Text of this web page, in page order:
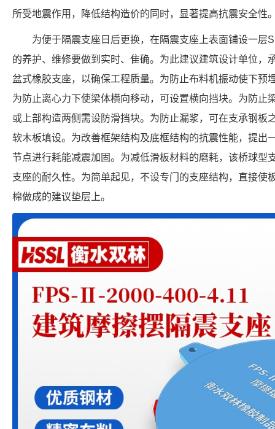
所受地震作用，降低结构造价的同时，显著提高抗震安全性
为便于隔震支座日后更换，在隔震支座上表面铺设一层
的养护、维修要做到实时、隹确。为此建议建筑设计单位，
盆式橡胶支座，以确保工程质量。为防止布料机振动使下预
为防止离心力下使梁体横向移动，可设置横向挡块。为防止
或上部构造两侧需设防滑挡块。为防止漏浆，可在支承钢板
软木板填设。为改善框架结构及底框结构的抗震性能，提出
节点进行耗能减震加固。为减低滑板材料的磨耗，该桥球型
支座的耐久性。为简单起见，不设专门的支座结构，直接使
棉做成的建议垫层上。